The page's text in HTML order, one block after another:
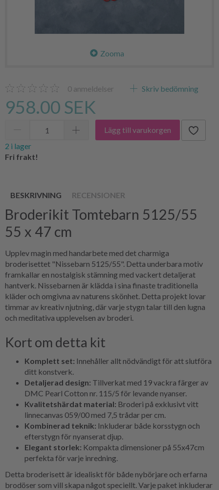
Zooma
0 anmeldelser Skriv bedömning
958.00 SEK
Lägg till varukorgen
2 i lager
Fri frakt!
BESKRIVNING RECENSIONER
Broderikit Tomtebarn 5125/55
55 x 47 cm
Upplev magin med handarbete med det charmiga
broderisettet "Nissebarn 5125/55". Detta underbara motiv
framkallar en nostalgisk stämning med vackert detaljerat
hantverk. Nissebarnen är klädda i sina finaste traditionella
kläder och omgivna av naturens skönhet. Detta projekt lovar
timmar av kreativ njutning, där varje stygn talar till den lugna
och meditativa upplevelsen av broderi.
Kort om detta kit
Komplett set: Innehåller allt nödvändigt för att slutföra
ditt konstverk.
Detaljerad design: Tillverkat med 19 vackra färger av
DMC Pearl Cotton nr. 115/5 för levande nyanser.
Kvalitetshärdat material: Broderi på exklusivt vitt
linnecanvas 059/00 med 7,5 trådar per cm.
Kombinerad teknik: Inkluderar både korsstygn och
efterstygn för nyanserat djup.
Elegant storlek: Kompakta dimensioner på 55x47cm
perfekta för varje inredning.
Detta broderisett är idealiskt för både nybörjare och erfarna
brodöser som vill skapa något speciellt. Varje paket inkluderar